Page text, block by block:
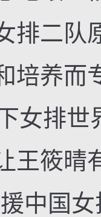
排二队
培养而
女排
王筱晴
中国